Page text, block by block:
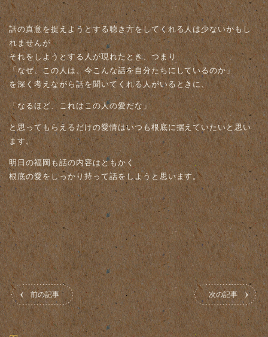
話の真意を捉えようとする聴き方をしてくれる人は少ないかもし
れませんが
それをしようとする人が現れたとき、つまり
「なぜ、この人は、今こんな話を自分たちにしているのか」
を深く考えながら話を聞いてくれる人がいるときに、
「なるほど、これはこの人の愛だな」
と思ってもらえるだけの愛情はいつも根底に据えていたいと思い
ます。
明日の福岡も話の内容はともかく
根底の愛をしっかり持って話をしようと思います。
前の記事 次の記事